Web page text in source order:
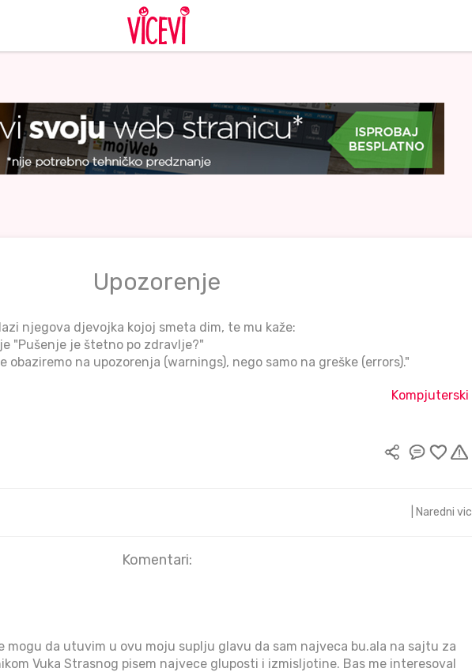
Upozorenje
njegova djevojka kojoj smeta dim, te mu kaže:
"Pušenje je štetno po zdravlje?"
obaziremo na upozorenja (warnings), nego samo na greške (errors)."
Kompjuterski
| Naredni vic
Komentari:
mogu da utuvim u ovu moju suplju glavu da sam najveca bu.ala na sajtu za
Vuka Strasnog pisem najvece gluposti i izmisljotine. Bas me interesoval